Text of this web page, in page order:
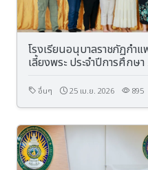
โรงเรียนอนุบาลราชภัฏกำ
เลี้ยงพระ ประจำปีการศึกษ
อื่นๆ 25 เม.ย. 2026 895